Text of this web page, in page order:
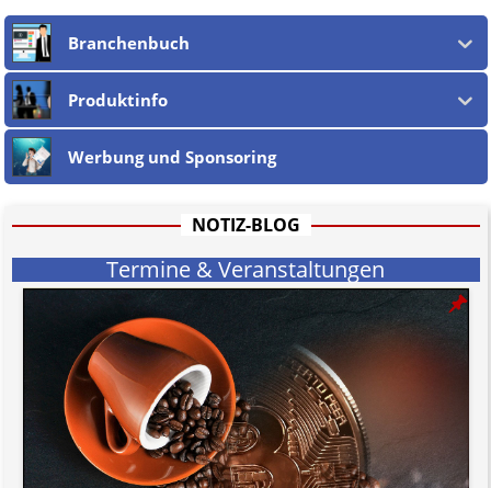
Branchenbuch
Produktinfo
Werbung und Sponsoring
NOTIZ-BLOG
Termine & Veranstaltungen